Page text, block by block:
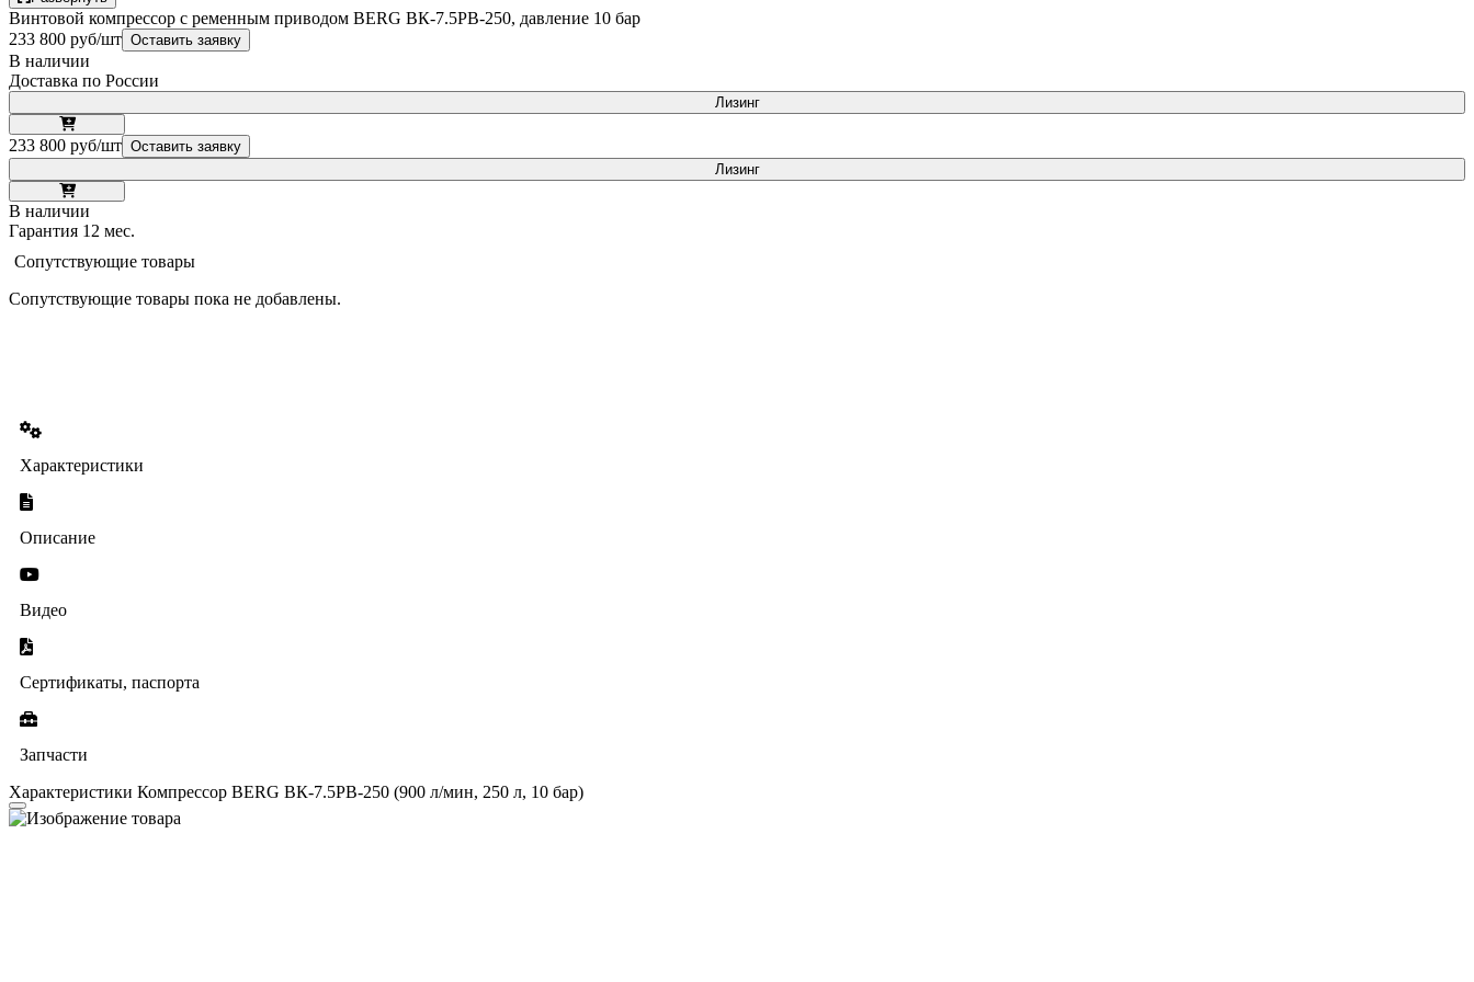
Винтовой компрессор с ременным приводом BERG ВК-7.5РВ-250, давление 10 бар
233 800 руб/шт Оставить заявку
В наличии
Доставка по России
Лизинг
233 800 руб/шт Оставить заявку
Лизинг
В наличии
Гарантия 12 мес.
Сопутствующие товары
Сопутствующие товары пока не добавлены.
Характеристики
Описание
Видео
Сертификаты, паспорта
Запчасти
Характеристики Компрессор BERG ВК-7.5РВ-250 (900 л/мин, 250 л, 10 бар)